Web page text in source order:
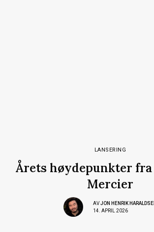
LANSERING
Årets høydepunkter fra
Mercier
AVJON HENRIK
14. APRIL 2026